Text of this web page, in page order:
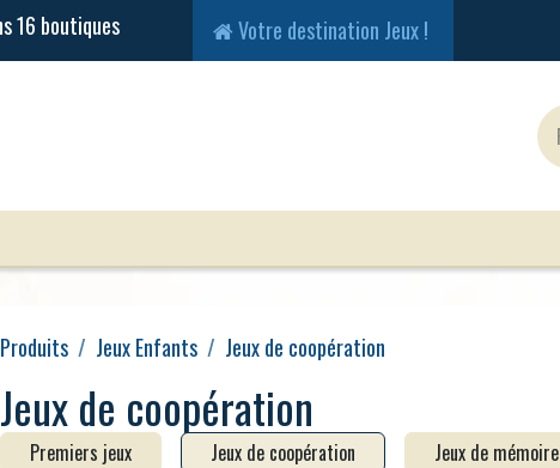
Votre destination Jeux !
Produits Jeux Enfants Jeux de coopération
Jeux de coopération
Premiers jeux Jeux de coopération Jeux de mémoire